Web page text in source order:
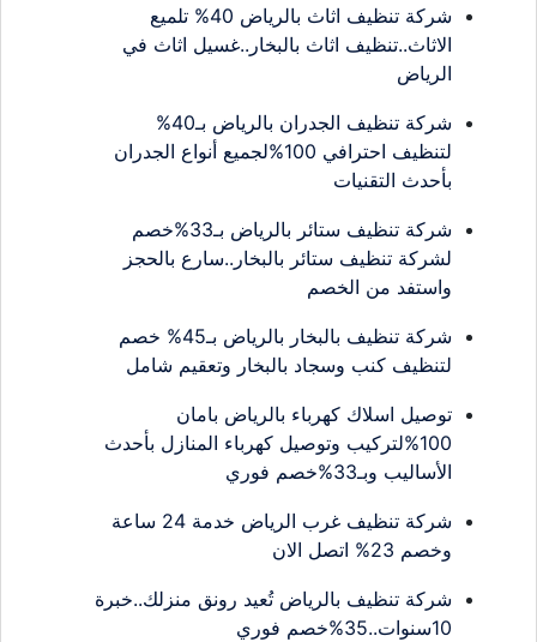
شركة تنظيف اثاث بالرياض 40% تلميع
الاثاث..تنظيف اثاث بالبخار..غسيل اثاث في
الرياض
شركة تنظيف الجدران بالرياض بـ40%
لتنظيف احترافي 100%لجميع أنواع الجدران
بأحدث التقنيات
شركة تنظيف ستائر بالرياض بـ33%خصم
لشركة تنظيف ستائر بالبخار..سارع بالحجز
واستفد من الخصم
شركة تنظيف بالبخار بالرياض بـ45% خصم
لتنظيف كنب وسجاد بالبخار وتعقيم شامل
توصيل اسلاك كهرباء بالرياض بامان
100%لتركيب وتوصيل كهرباء المنازل بأحدث
الأساليب وبـ33%خصم فوري
شركة تنظيف غرب الرياض خدمة 24 ساعة
وخصم 23% اتصل الان
شركة تنظيف بالرياض تُعيد رونق منزلك..خبرة
10سنوات..35%خصم فوري